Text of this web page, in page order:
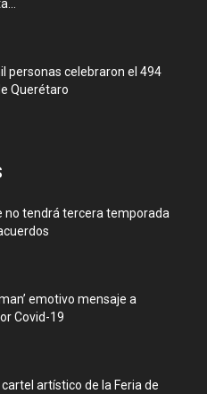
personas celebraron el 494
Querétaro
no tendrá tercera temporada
emotivo mensaje a
Covid-19
artístico de la Feria de